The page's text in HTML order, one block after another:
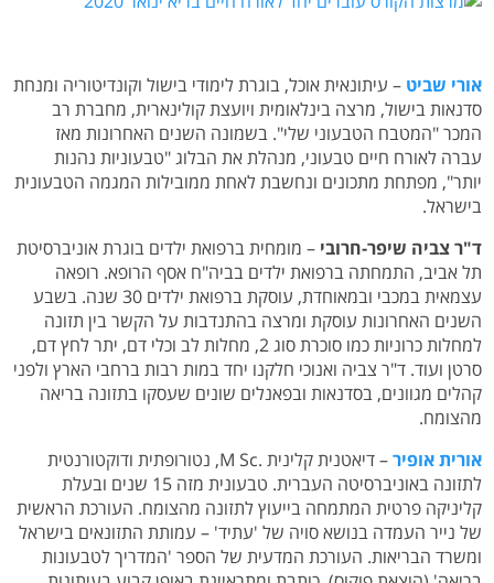
אורי שביט – עיתונאית אוכל, בוגרת לימודי בישול וקונדיטוריה ומנחת
סדנאות בישול, מרצה בינלאומית ויועצת קולינארית, מחברת רב
המכר "המטבח הטבעוני שלי". בשמונה השנים האחרונות מאז
עברה לאורח חיים טבעוני, מנהלת את הבלוג "טבעוניות נהנות
יותר", מפתחת מתכונים ונחשבת לאחת ממובילות המגמה הטבעונית
בישראל.
ד"ר צביה שיפר-חרובי – מומחית ברפואת ילדים בוגרת אוניברסיטת
תל אביב, התמחתה ברפואת ילדים בביה"ח אסף הרופא. רופאה
עצמאית במכבי ובמאוחדת, עוסקת ברפואת ילדים 30 שנה. בשבע
השנים האחרונות עוסקת ומרצה בהתנדבות על הקשר בין תזונה
למחלות כרוניות כמו סוכרת סוג 2, מחלות לב וכלי דם, יתר לחץ דם,
סרטן ועוד. ד"ר צביה ואנוכי חלקנו יחד במות רבות ברחבי הארץ ולפני
קהלים מגוונים, בסדנאות ובפאנלים שונים שעסקו בתזונה בריאה
מהצומח.
אורית אופיר
– דיאטנית קלינית .M Sc, נטורופתית ודוקטורנטית
לתזונה באוניברסיטה העברית. טבעונית מזה 15 שנים ובעלת
קליניקה פרטית המתמחה בייעוץ לתזונה מהצומח. העורכת הראשית
של נייר העמדה בנושא סויה של 'עתיד' – עמותת התזונאים בישראל
ומשרד הבריאות. העורכת המדעית של הספר 'המדריך לטבעונות